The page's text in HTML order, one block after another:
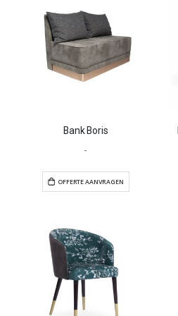
Bank Boris
-
OFFERTE AANVRAGEN